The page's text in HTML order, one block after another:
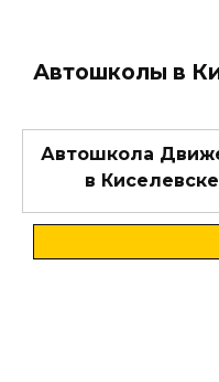
Автошколы в
Автошкола
в Киселевске